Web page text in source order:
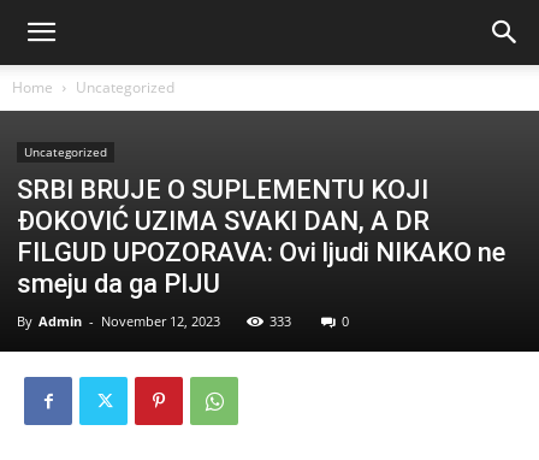
Home Uncategorized
Uncategorized
SRBI BRUJE O SUPLEMENTU KOJI
ĐOKOVIĆ UZIMA SVAKI DAN, A DR
FILGUD UPOZORAVA: Ovi ljudi NIKAKO ne
smeju da ga PIJU
By Admin - November 12, 2023 333 0